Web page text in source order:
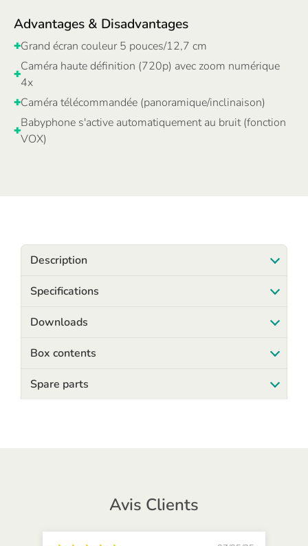
Advantages & Disadvantages
✚Grand écran couleur 5 pouces/12,7 cm
✚
Caméra haute définition (720p) avec zoom numérique
4x
✚Caméra télécommandée (panoramique/inclinaison)
✚
Babyphone s'active automatiquement au bruit (fonction
VOX)
Description
Specifications
Downloads
Box contents
Spare parts
Avis Clients